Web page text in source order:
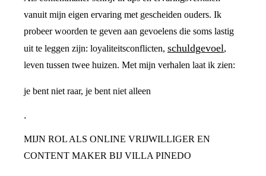
vanuit mijn eigen ervaring met gescheiden ouders. Ik
probeer woorden te geven aan gevoelens die soms lastig
uit te leggen zijn: loyaliteitsconflicten, schuldgevoel,
leven tussen twee huizen. Met mijn verhalen laat ik zien:
je bent niet raar, je bent niet alleen
.
MIJN ROL ALS ONLINE VRIJWILLIGER EN
CONTENT MAKER BIJ VILLA PINEDO